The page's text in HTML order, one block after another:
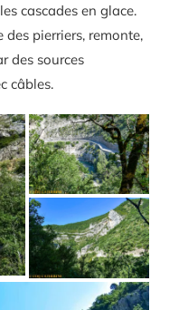
cascades en glace.
des pierriers, remonte,
des sources
câbles.